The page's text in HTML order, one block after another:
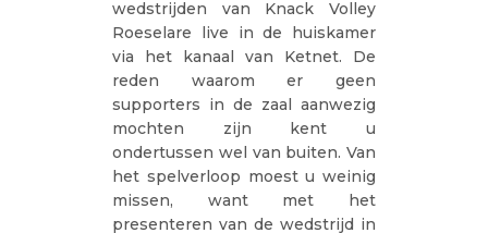
wedstrijden van Knack Volley
Roeselare live in de huiskamer
via het kanaal van Ketnet. De
reden waarom er geen
supporters in de zaal aanwezig
mochten zijn kent u
ondertussen wel van buiten. Van
het spelverloop moest u weinig
missen, want met het
presenteren van de wedstrijd in